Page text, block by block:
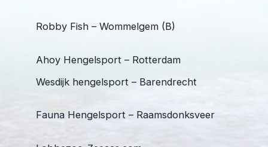
Robby Fish – Wommelgem (B)
Ahoy Hengelsport – Rotterdam
Wesdijk hengelsport – Barendrecht
Fauna Hengelsport – Raamsdonksveer